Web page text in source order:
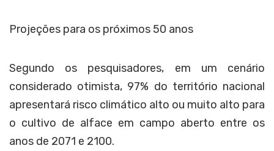
Projeções para os próximos 50 anos
Segundo os pesquisadores, em um cenário
considerado otimista, 97% do território nacional
apresentará risco climático alto ou muito alto para
o cultivo de alface em campo aberto entre os
anos de 2071 e 2100.